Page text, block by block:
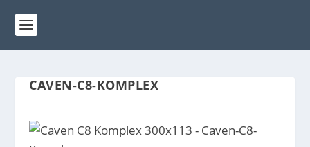
CAVEN-C8-KOMPLEX